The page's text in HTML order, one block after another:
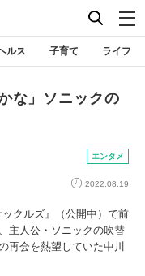
ルス 子育て ライフ
な」ソニックの
エンタメ
2022.08.19
クルズ』（公開中）で前
主人公・ソニックの吹替
再会を熱望していた中川